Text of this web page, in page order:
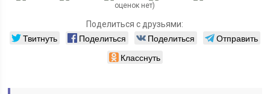
оценок нет)
Поделиться с друзьями:
Твитнуть Поделиться Поделиться
Отправить
Класснуть